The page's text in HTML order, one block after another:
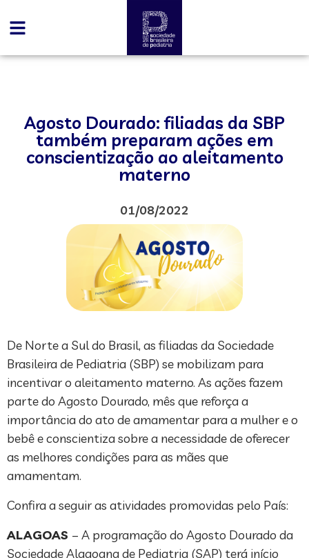
Agosto Dourado: filiadas da SBP
também preparam ações em
conscientização ao aleitamento
materno
01/08/2022
De Norte a Sul do Brasil, as filiadas da Sociedade
Brasileira de Pediatria (SBP) se mobilizam para
incentivar o aleitamento materno. As ações fazem
parte do Agosto Dourado, mês que reforça a
importância do ato de amamentar para a mulher e o
bebê e conscientiza sobre a necessidade de oferecer
as melhores condições para as mães que
amamentam.
Confira a seguir as atividades promovidas pelo País:
ALAGOAS – A programação do Agosto Dourado da
Sociedade Alagoana de Pediatria (SAP) terá início